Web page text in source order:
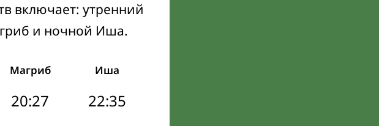
включает: утренний
и ночной Иша.
Магриб Иша
20:27
22:35